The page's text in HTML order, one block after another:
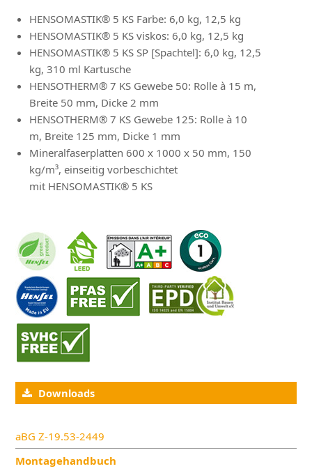
HENSOMASTIK® 5 KS Farbe: 6,0 kg, 12,5 kg
HENSOMASTIK® 5 KS viskos: 6,0 kg, 12,5 kg
HENSOMASTIK® 5 KS SP [Spachtel]: 6,0 kg, 12,5
kg, 310 ml Kartusche
HENSOTHERM® 7 KS Gewebe 50: Rolle à 15 m,
Breite 50 mm, Dicke 2 mm
HENSOTHERM® 7 KS Gewebe 125: Rolle à 10
m, Breite 125 mm, Dicke 1 mm
Mineralfaserplatten 600 x 1000 x 50 mm, 150
kg/m³, einseitig vorbeschichtet
mit HENSOMASTIK® 5 KS
Downloads
aBG Z-19.53-2449
Montagehandbuch